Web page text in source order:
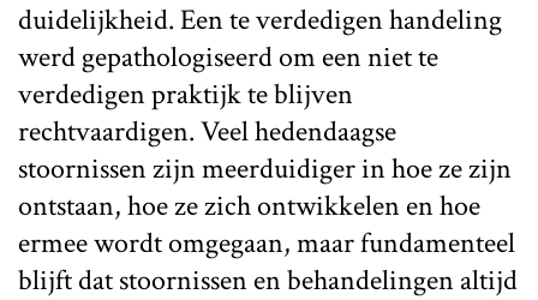
duidelijkheid. Een te verdedigen handeling
werd gepathologiseerd om een niet te
verdedigen praktijk te blijven
rechtvaardigen. Veel hedendaagse
stoornissen zijn meerduidiger in hoe ze zijn
ontstaan, hoe ze zich ontwikkelen en hoe
ermee wordt omgegaan, maar fundamenteel
blijft dat stoornissen en behandelingen altijd